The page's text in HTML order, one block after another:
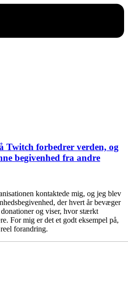
Twitch forbedrer verden, og
begivenhed fra andre
kontaktede mig, og jeg blev
der hvert år bevæger
og viser, hvor stærkt
For mig er det et godt eksempel på,
forandring.